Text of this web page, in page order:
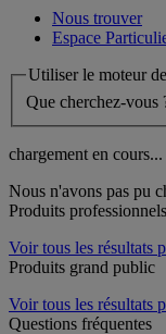
Nous trouver
Espace
Utiliser le moteur
Que cherchez-vous
chargement en cours...
Nous n'avons pas pu
Produits professionnels
Voir tous les résultats
Produits grand public
Voir tous les résultats
Questions fréquentes